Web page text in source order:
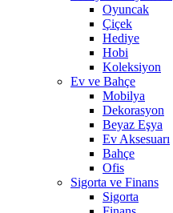
Oyuncak
Çiçek
Hediye
Hobi
Koleksiyon
Ev ve Bahçe
Mobilya
Dekorasyon
Beyaz Eşya
Ev Aksesuarı
Bahçe
Ofis
Sigorta ve Finans
Sigorta